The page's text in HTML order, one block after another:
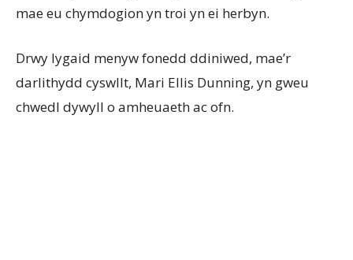
mae eu chymdogion yn troi yn ei herbyn.
Drwy lygaid menyw fonedd ddiniwed, mae’r
darlithydd cyswllt, Mari Ellis Dunning, yn gweu
chwedl dywyll o amheuaeth ac ofn.